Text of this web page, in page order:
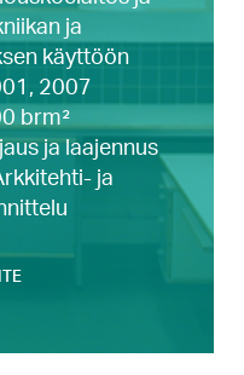
ja
käyttöön
2007
brm²
ja laajennus
ja